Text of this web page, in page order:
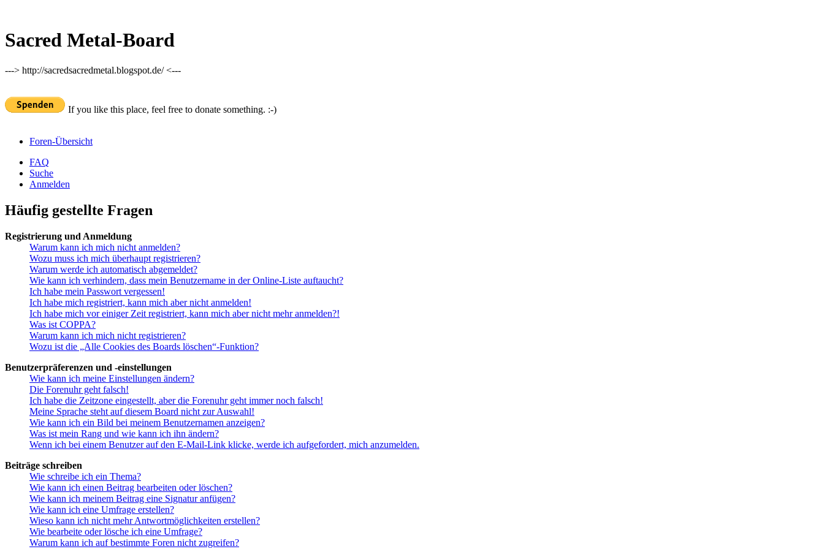
Sacred Metal-Board
---> http://sacredsacredmetal.blogspot.de/ <---
If you like this place, feel free to donate something. :-)
Foren-Übersicht
FAQ
Suche
Anmelden
Häufig gestellte Fragen
Registrierung und Anmeldung
Warum kann ich mich nicht anmelden?
Wozu muss ich mich überhaupt registrieren?
Warum werde ich automatisch abgemeldet?
Wie kann ich verhindern, dass mein Benutzername in der Online-Liste auftaucht?
Ich habe mein Passwort vergessen!
Ich habe mich registriert, kann mich aber nicht anmelden!
Ich habe mich vor einiger Zeit registriert, kann mich aber nicht mehr anmelden?!
Was ist COPPA?
Warum kann ich mich nicht registrieren?
Wozu ist die „Alle Cookies des Boards löschen“-Funktion?
Benutzerpräferenzen und -einstellungen
Wie kann ich meine Einstellungen ändern?
Die Forenuhr geht falsch!
Ich habe die Zeitzone eingestellt, aber die Forenuhr geht immer noch falsch!
Meine Sprache steht auf diesem Board nicht zur Auswahl!
Wie kann ich ein Bild bei meinem Benutzernamen anzeigen?
Was ist mein Rang und wie kann ich ihn ändern?
Wenn ich bei einem Benutzer auf den E-Mail-Link klicke, werde ich aufgefordert, mich anzumelden.
Beiträge schreiben
Wie schreibe ich ein Thema?
Wie kann ich einen Beitrag bearbeiten oder löschen?
Wie kann ich meinem Beitrag eine Signatur anfügen?
Wie kann ich eine Umfrage erstellen?
Wieso kann ich nicht mehr Antwortmöglichkeiten erstellen?
Wie bearbeite oder lösche ich eine Umfrage?
Warum kann ich auf bestimmte Foren nicht zugreifen?